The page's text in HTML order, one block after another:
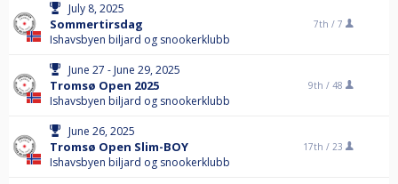
July 8, 2025
Sommertirsdag
Ishavsbyen biljard og snookerklubb
7th / 7
June 27 - June 29, 2025
Tromsø Open 2025
Ishavsbyen biljard og snookerklubb
9th / 48
June 26, 2025
Tromsø Open Slim-BOY
Ishavsbyen biljard og snookerklubb
17th / 23